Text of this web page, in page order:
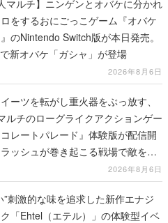
マルチ】ニンゲンとオバケに分かれ
をするおにごっこゲーム『オバケ
のNintendo Switch版が本日発売。
新オバケ「ガシャ」が登場
2026年8月6日
ーツを転がし重火器をぶっ放す、
ルチのローグライクアクションゲー
レートパレード』体験版が配信開
ッシュが巻き起こる戦場で敵を倒
ンを集めてスコアを競い合え2026年8月6日
”刺激的な味を追求した新作エナジ
「Ehtel（エテル）」の体験型イベ